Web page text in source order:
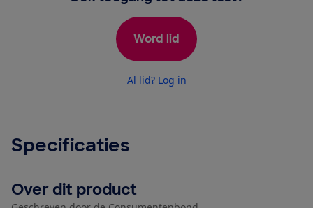
Word lid
Al lid? Log in
Specificaties
Over dit product